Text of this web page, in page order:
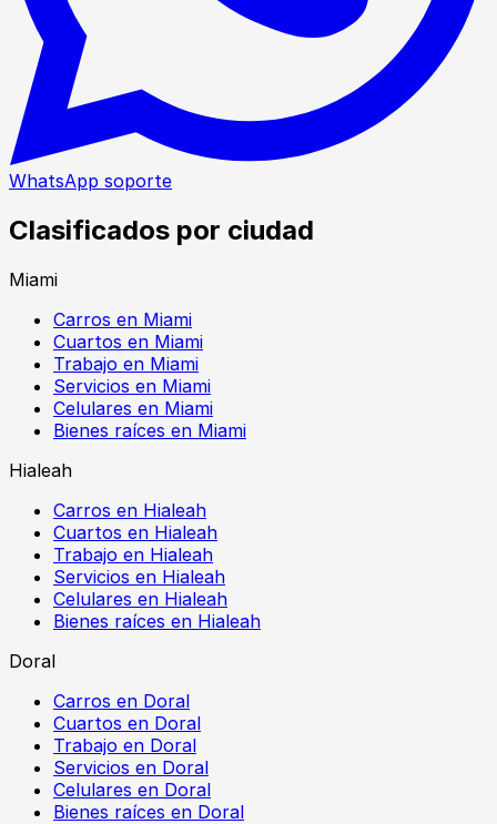
WhatsApp soporte
Clasificados por ciudad
Miami
Carros en Miami
Cuartos en Miami
Trabajo en Miami
Servicios en Miami
Celulares en Miami
Bienes raíces en Miami
Hialeah
Carros en Hialeah
Cuartos en Hialeah
Trabajo en Hialeah
Servicios en Hialeah
Celulares en Hialeah
Bienes raíces en Hialeah
Doral
Carros en Doral
Cuartos en Doral
Trabajo en Doral
Servicios en Doral
Celulares en Doral
Bienes raíces en Doral